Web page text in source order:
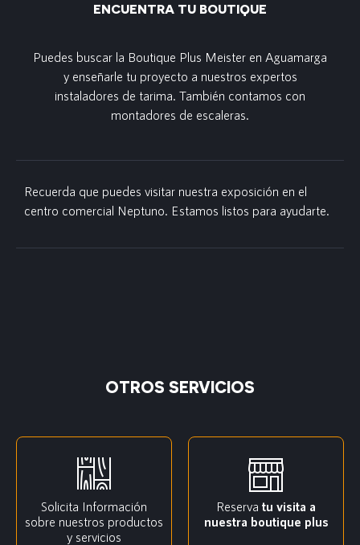
ENCUENTRA TU BOUTIQUE
Puedes buscar la Boutique Plus Meister en Aguamarga
y enseñarle tu proyecto a nuestros expertos
instaladores de tarima. También contamos con
montadores de escaleras.
Recuerda que puedes visitar nuestra exposición en el
centro comercial Neptuno. Estamos listos para ayudarte.
OTROS SERVICIOS
Solicita Información
sobre nuestros productos
y servicios
Reserva tu visita a
nuestra boutique plus